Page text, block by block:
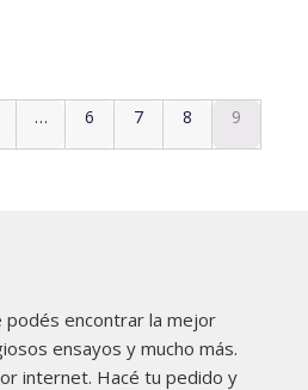
… 6 7 8 9
podés encontrar la mejor
ensayos y mucho más.
internet. Hacé tu pedido y